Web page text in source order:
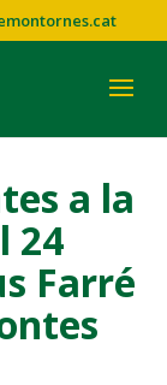
a la
24
Farré